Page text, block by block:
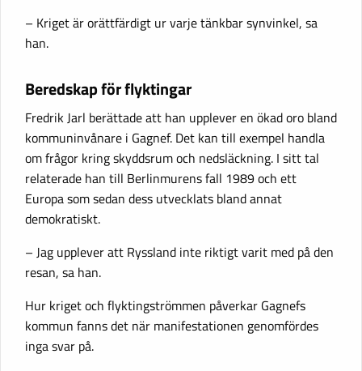
– Kriget är orättfärdigt ur varje tänkbar synvinkel, sa
han.
Beredskap för flyktingar
Fredrik Jarl berättade att han upplever en ökad oro bland
kommuninvånare i Gagnef. Det kan till exempel handla
om frågor kring skyddsrum och nedsläckning. I sitt tal
relaterade han till Berlinmurens fall 1989 och ett
Europa som sedan dess utvecklats bland annat
demokratiskt.
– Jag upplever att Ryssland inte riktigt varit med på den
resan, sa han.
Hur kriget och flyktingströmmen påverkar Gagnefs
kommun fanns det när manifestationen genomfördes
inga svar på.